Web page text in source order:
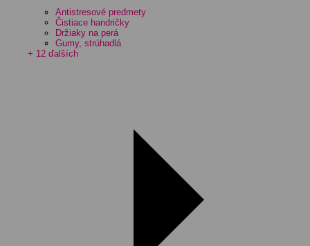
Antistresové predmety
Čistiace handričky
Držiaky na perá
Gumy, strúhadlá
+ 12 ďalších